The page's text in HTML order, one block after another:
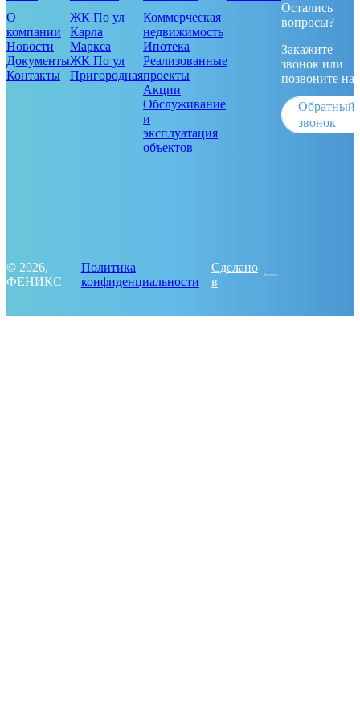
О
компании
Новости
Документы
Контакты
ЖК По ул
Карла
Маркса
ЖК По ул
Пригородная
Коммерческая
недвижимость
Ипотека
Реализованные
проекты
Акции
Обслуживание
и
эксплуатация
объектов
Остались
вопросы?
Закажите
звонок или
позвоните
Обратный
звонок
© 2026,
ФЕНИКС
Политика
конфиденциальности
Сделано
в